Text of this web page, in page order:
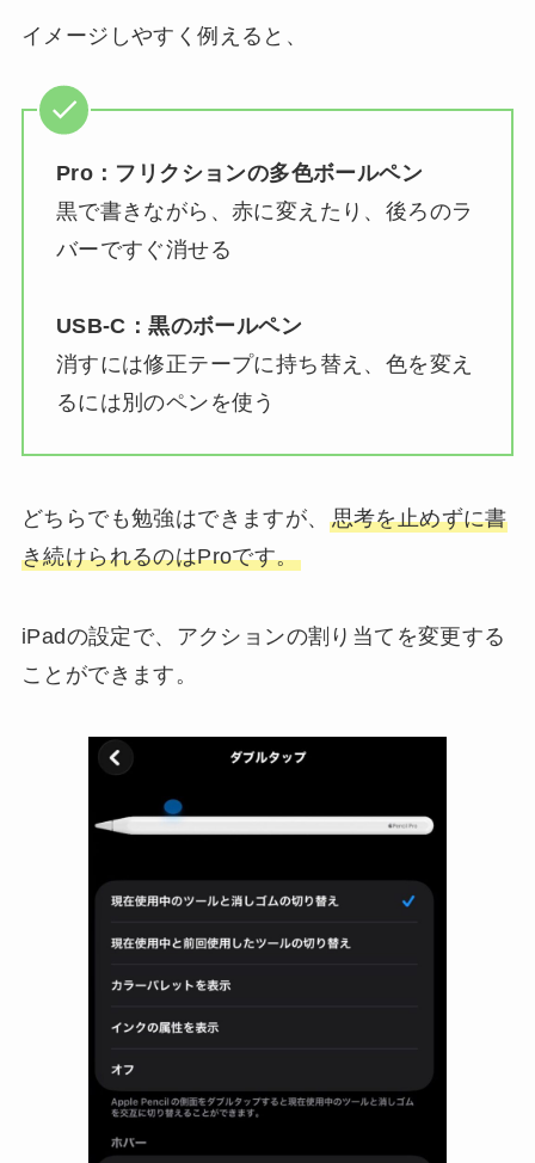
イメージしやすく例えると、
Pro：フリクションの多色ボールペン
黒で書きながら、赤に変えたり、後ろのラ
バーですぐ消せる
USB-C：黒のボールペン
消すには修正テープに持ち替え、色を変え
るには別のペンを使う
どちらでも勉強はできますが、 思考を止めずに書
き続けられるのはProです。
iPadの設定で、アクションの割り当てを変更する
ことができます。